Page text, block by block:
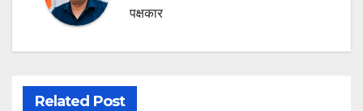
पक्षकार
Related Post